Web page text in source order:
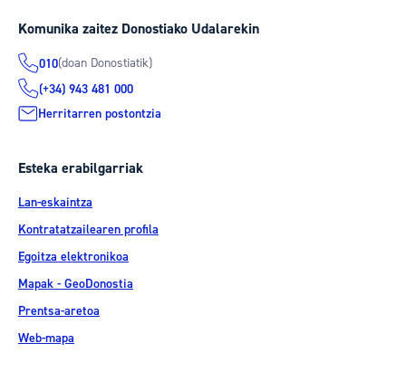
Komunika zaitez Donostiako Udalarekin
010(doan Donostiatik)
(+34) 943 481 000
Herritarren postontzia
Esteka erabilgarriak
Lan-eskaintza
Kontratatzailearen profila
Egoitza elektronikoa
Mapak - GeoDonostia
Prentsa-aretoa
Web-mapa